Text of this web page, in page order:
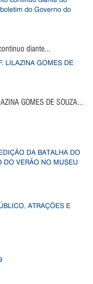
diante...
GOMES DE SOUZA...